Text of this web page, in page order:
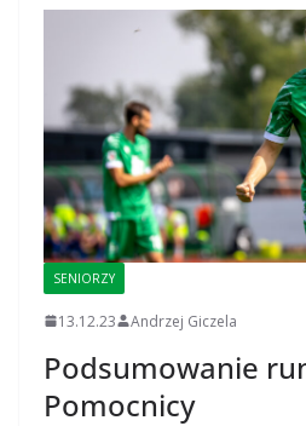
SENIORZY
13.12.23 Andrzej Giczela
Podsumowanie
Pomocnicy